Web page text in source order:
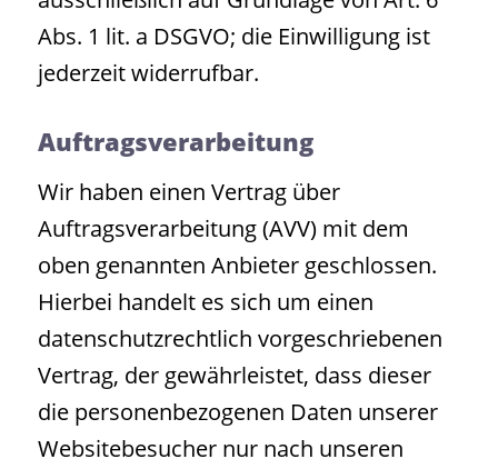
Abs. 1 lit. a DSGVO; die Einwilligung ist
jederzeit widerrufbar.
Auftragsverarbeitung
Wir haben einen Vertrag über
Auftragsverarbeitung (AVV) mit dem
oben genannten Anbieter geschlossen.
Hierbei handelt es sich um einen
datenschutzrechtlich vorgeschriebenen
Vertrag, der gewährleistet, dass dieser
die personenbezogenen Daten unserer
Websitebesucher nur nach unseren